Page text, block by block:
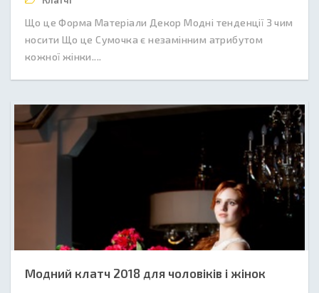
Що це Форма Матеріали Декор Модні тенденції З чим
носити Що це Сумочка є незамінним атрибутом
кожної жінки....
Модний клатч 2018 для чоловіків і жінок